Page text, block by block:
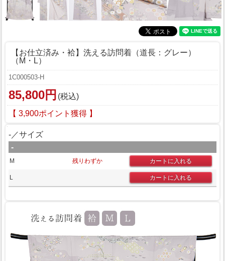
【お仕立済み・袷】洗える訪問着（道長：グレー）
（M・L）
1C000503-H
85,800円 (税込)
【 3,900ポイント獲得 】
-／サイズ
-
M 残りわずか
L